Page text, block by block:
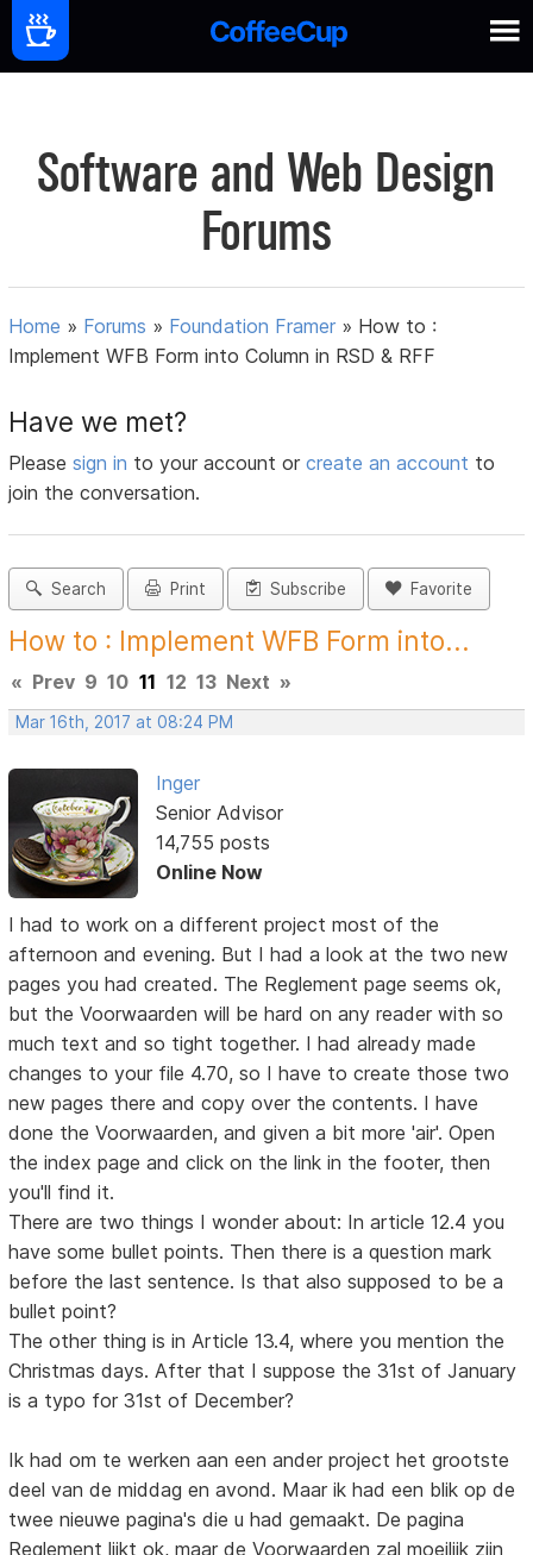
Software and Web Design
Forums
Home » Forums » Foundation Framer » How to :
Implement WFB Form into Column in RSD & RFF
Have we met?
Pleasesign in to your account orcreate an account to
join the conversation.
Search Print Subscribe Favorite
How to : Implement WFB Form into...
« Prev 9 10 11 12 13 Next »
Mar 16th, 2017 at 08:24 PM
Inger
Senior Advisor
14,755 posts
Online Now
I had to work on a different project most of the
afternoon and evening. But I had a look at the two new
pages you had created. The Reglement page seems ok,
but the Voorwaarden will be hard on any reader with so
much text and so tight together. I had already made
changes to your file 4.70, so I have to create those two
new pages there and copy over the contents. I have
done the Voorwaarden, and given a bit more 'air'. Open
the index page and click on the link in the footer, then
you'll find it.
There are two things I wonder about: In article 12.4 you
have some bullet points. Then there is a question mark
before the last sentence. Is that also supposed to be a
bullet point?
The other thing is in Article 13.4, where you mention the
Christmas days. After that I suppose the 31st of January
is a typo for 31st of December?
Ik had om te werken aan een ander project het grootste
deel van de middag en avond. Maar ik had een blik op de
twee nieuwe pagina's die u had gemaakt. De pagina
Reglement lijkt ok, maar de Voorwaarden zal moeilijk zijn